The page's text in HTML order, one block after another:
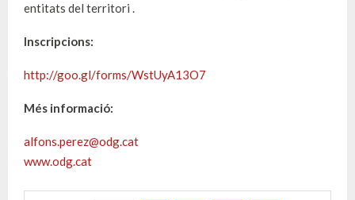
entitats del territori .
Inscripcions:
http://goo.gl/forms/WstUyA13O7
Més informació:
alfons.perez@odg.cat
www.odg.cat